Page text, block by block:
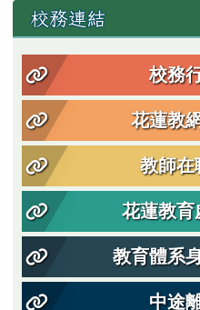
左邊區域內容
校務連結
校務
花蓮教
教師在
花蓮教育
教育體系
中途